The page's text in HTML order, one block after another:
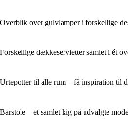
Overblik over gulvlamper i forskellige
Forskellige dækkeservietter samlet i ét
Urtepotter til alle rum – få inspiration til
Barstole – et samlet kig på udvalgte